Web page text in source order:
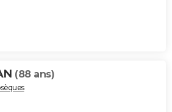
(88 ans)